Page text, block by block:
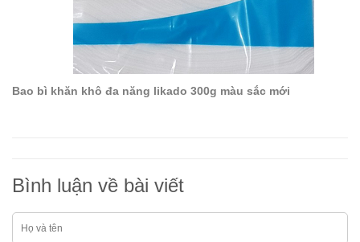
Bao bì khăn khô đa năng likado 300g màu sắc mới
Bình luận về bài viết